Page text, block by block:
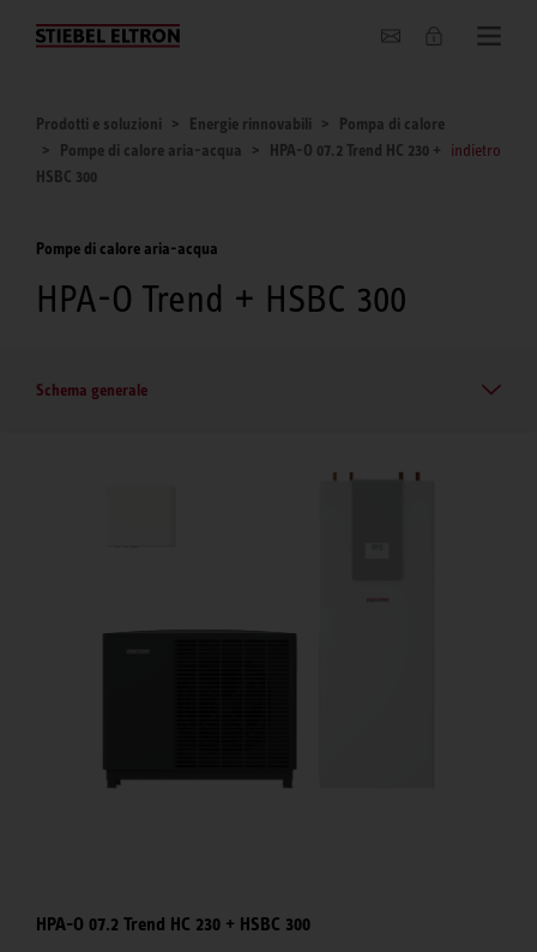
Chi siamo
Prodotti e soluzioni Energie rinnovabili
Pompa di calore
Pompe di calore aria-acqua
HPA-O 07.2 Trend HC 230 +
HSBC 300
indietro
Pompe di calore aria-acqua
HPA-O Trend + HSBC 300
Schema generale
HPA-O 07.2 Trend HC 230 + HSBC 300